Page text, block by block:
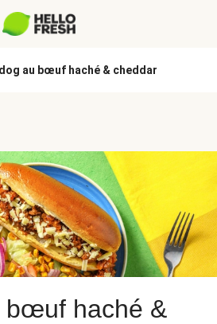
au bœuf haché & cheddar
bœuf haché &